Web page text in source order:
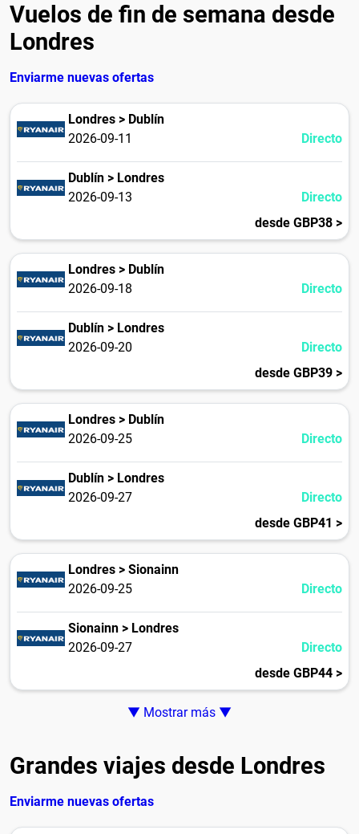
Vuelos de fin de semana desde
Londres
Enviarme nuevas ofertas
Londres > Dublín
2026-09-11
Directo
Dublín > Londres
2026-09-13
Directo
desde GBP38 >
Londres > Dublín
2026-09-18
Directo
Dublín > Londres
2026-09-20
Directo
desde GBP39 >
Londres > Dublín
2026-09-25
Directo
Dublín > Londres
2026-09-27
Directo
desde GBP41 >
Londres > Sionainn
2026-09-25
Directo
Sionainn > Londres
2026-09-27
Directo
desde GBP44 >
▼ Mostrar más ▼
Grandes viajes desde Londres
Enviarme nuevas ofertas